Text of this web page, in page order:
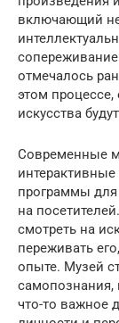
включающий не
отмечалось
этом
искусства
Современные
интерактивные
программы для
на
смотреть на
переживать
опыте. Музей
самопознания,
что-то важное